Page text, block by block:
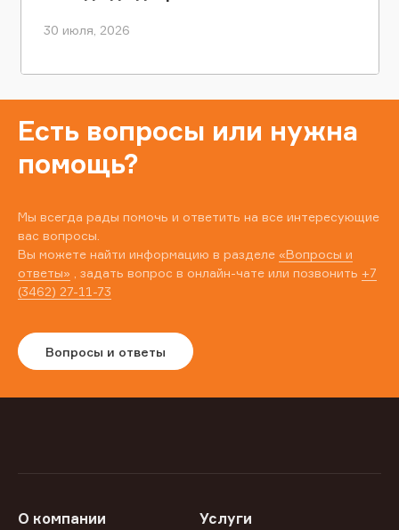
30 июля, 2026
Есть вопросы или нужна
помощь?
Мы всегда рады помочь и ответить на все интересующие
вас вопросы.
Вы можете найти информацию в разделе «Вопросы и
ответы» , задать вопрос в онлайн-чате или позвонить +7
(3462) 27-11-73
Вопросы и ответы
О компании Услуги